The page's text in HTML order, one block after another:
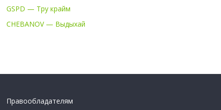
GSPD — Тру крайм
CHEBANOV — Выдыхай
Правообладателям